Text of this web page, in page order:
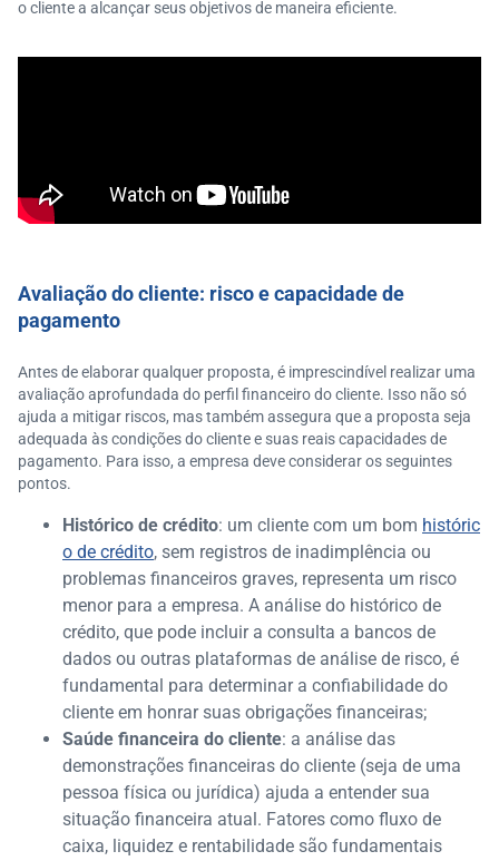
o cliente a alcançar seus objetivos de maneira eficiente.
Avaliação do cliente: risco e capacidade de
pagamento
Antes de elaborar qualquer proposta, é imprescindível realizar uma
avaliação aprofundada do perfil financeiro do cliente. Isso não só
ajuda a mitigar riscos, mas também assegura que a proposta seja
adequada às condições do cliente e suas reais capacidades de
pagamento. Para isso, a empresa deve considerar os seguintes
pontos.
Histórico de crédito: um cliente com um bom históric
o de crédito, sem registros de inadimplência ou
problemas financeiros graves, representa um risco
menor para a empresa. A análise do histórico de
crédito, que pode incluir a consulta a bancos de
dados ou outras plataformas de análise de risco, é
fundamental para determinar a confiabilidade do
cliente em honrar suas obrigações financeiras;
Saúde financeira do cliente: a análise das
demonstrações financeiras do cliente (seja de uma
pessoa física ou jurídica) ajuda a entender sua
situação financeira atual. Fatores como fluxo de
caixa, liquidez e rentabilidade são fundamentais